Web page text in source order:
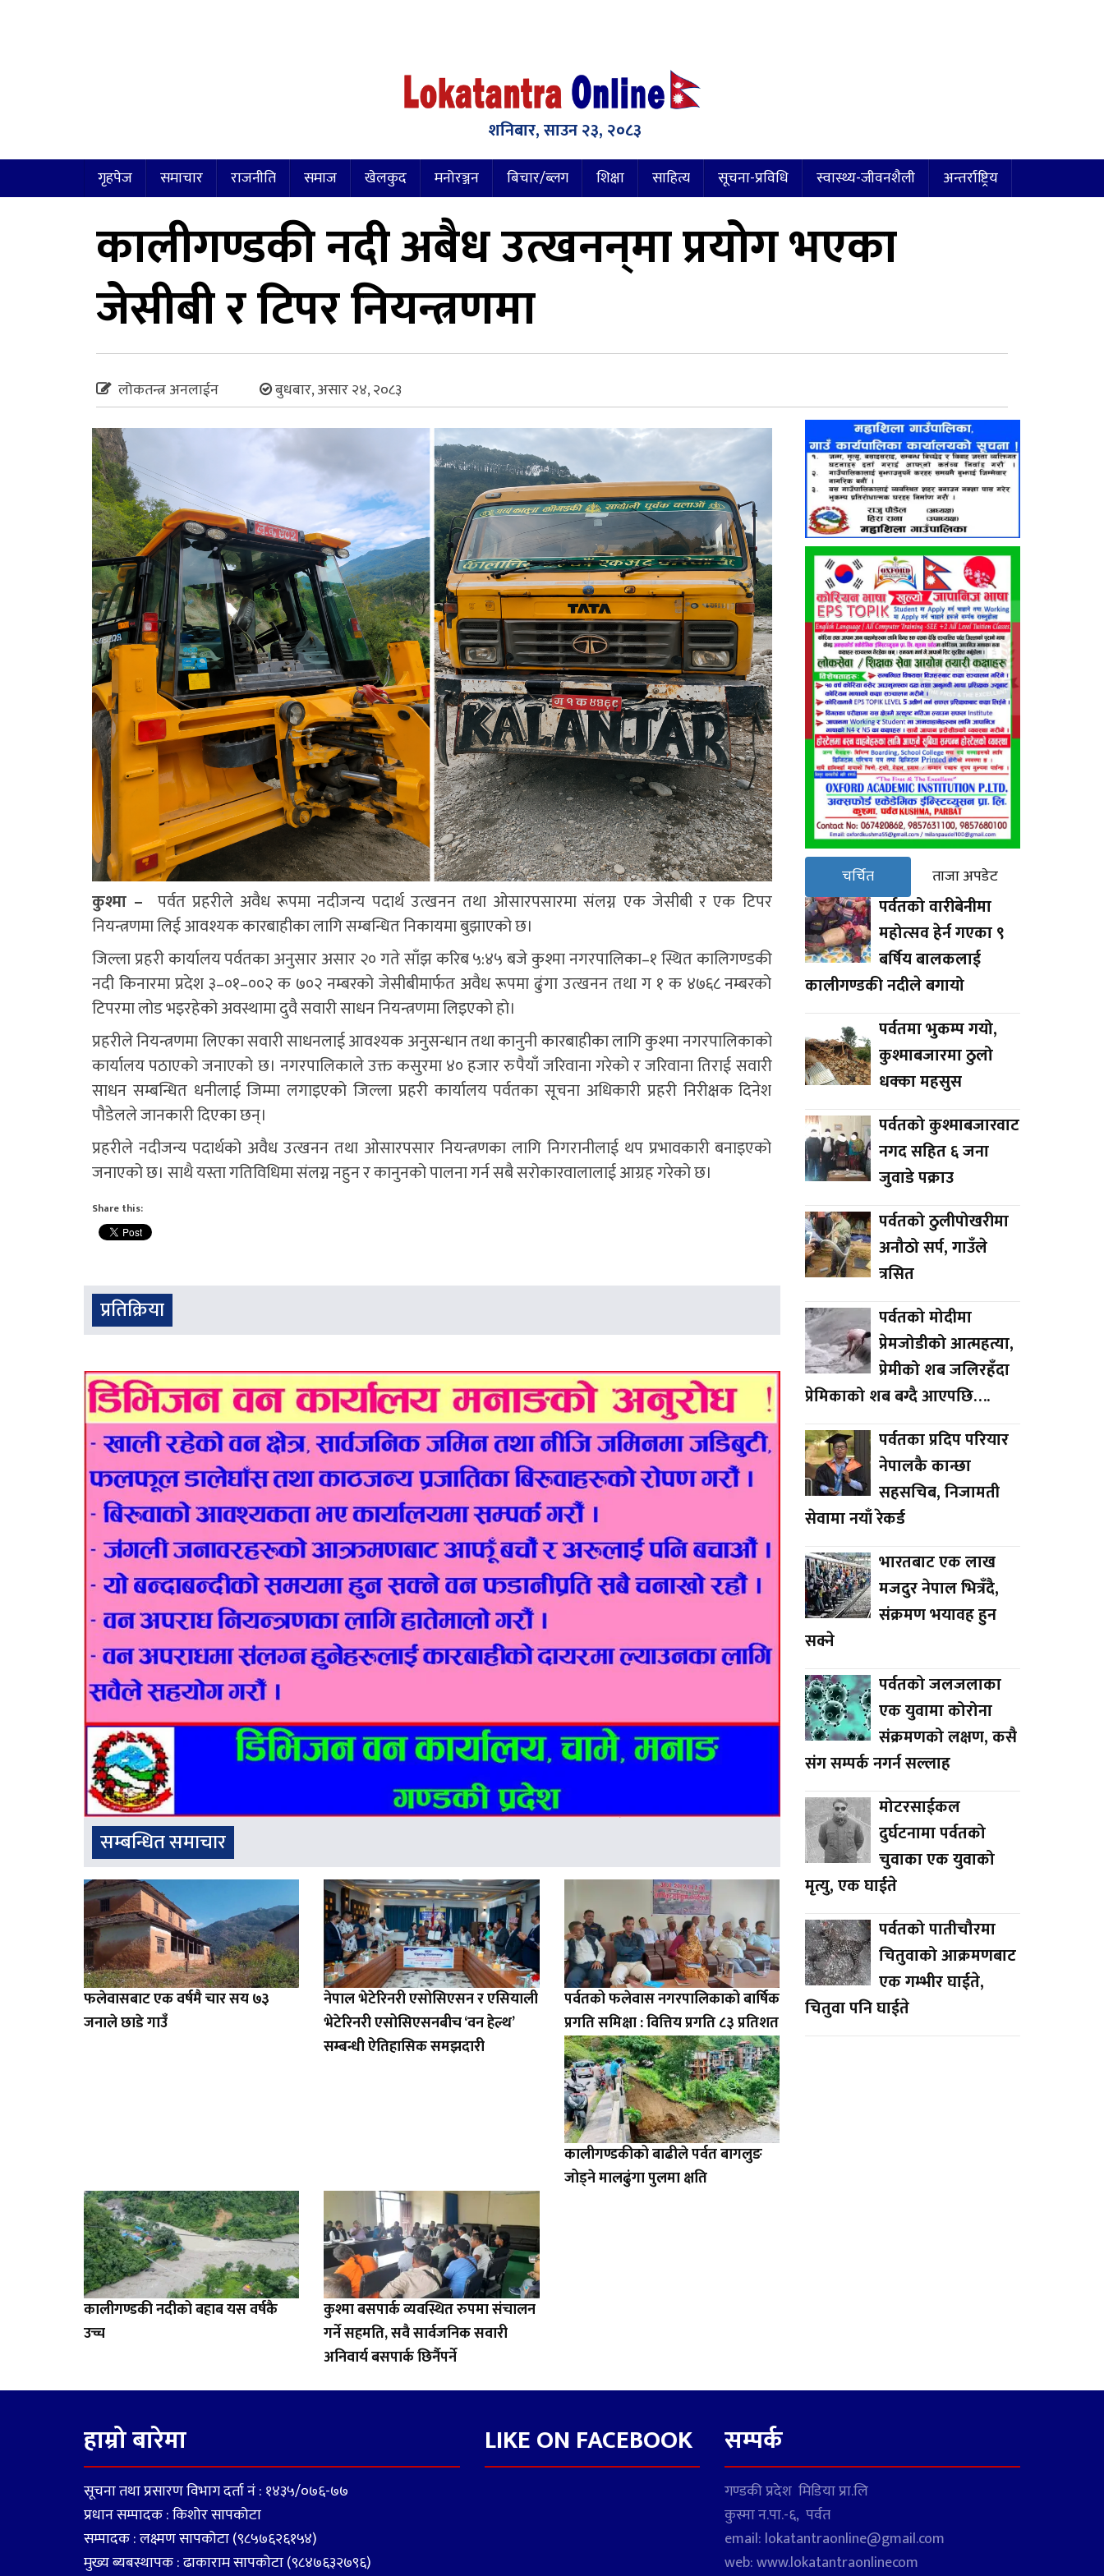
शनिबार, साउन २३, २०८३
गृहपेज समाचार राजनीति समाज खेलकुद मनोरञ्जन बिचार/ब्लग शिक्षा साहित्य सूचना-प्रविधि स्वास्थ्य-जीवनशैली अन्तर्राष्ट्रिय
कालीगण्डकी नदी अबैध उत्खनन्‌मा प्रयोग भएका
जेसीबी र टिपर नियन्त्रणमा
लोकतन्त्र अनलाईन बुधबार, असार २४, २०८३
कुश्मा – पर्वत प्रहरीले अवैध रूपमा नदीजन्य पदार्थ उत्खनन तथा ओसारपसारमा संलग्न एक जेसीबी र एक टिपर
नियन्त्रणमा लिई आवश्यक कारबाहीका लागि सम्बन्धित निकायमा बुझाएको छ।
जिल्ला प्रहरी कार्यालय पर्वतका अनुसार असार २० गते साँझ करिब ५:४५ बजे कुश्मा नगरपालिका–१ स्थित कालिगण्डकी
नदी किनारमा प्रदेश ३–०१–००२ क ७०२ नम्बरको जेसीबीमार्फत अवैध रूपमा ढुंगा उत्खनन तथा ग १ क ४७६८ नम्बरको
टिपरमा लोड भइरहेको अवस्थामा दुवै सवारी साधन नियन्त्रणमा लिइएको हो।
प्रहरीले नियन्त्रणमा लिएका सवारी साधनलाई आवश्यक अनुसन्धान तथा कानुनी कारबाहीका लागि कुश्मा नगरपालिकाको
कार्यालय पठाएको जनाएको छ। नगरपालिकाले उक्त कसुरमा ४० हजार रुपैयाँ जरिवाना गरेको र जरिवाना तिराई सवारी
साधन सम्बन्धित धनीलाई जिम्मा लगाइएको जिल्ला प्रहरी कार्यालय पर्वतका सूचना अधिकारी प्रहरी निरीक्षक दिनेश
पौडेलले जानकारी दिएका छन्।
प्रहरीले नदीजन्य पदार्थको अवैध उत्खनन तथा ओसारपसार नियन्त्रणका लागि निगरानीलाई थप प्रभावकारी बनाइएको
जनाएको छ। साथै यस्ता गतिविधिमा संलग्न नहुन र कानुनको पालना गर्न सबै सरोकारवालालाई आग्रह गरेको छ।
Share this:
प्रतिक्रिया
सम्बन्धित समाचार
फलेवासबाट एक वर्षमै चार सय ७३
जनाले छाडे गाउँ
नेपाल भेटेरिनरी एसोसिएसन र एसियाली
भेटेरिनरी एसोसिएसनबीच ‘वन हेल्थ’
सम्बन्धी ऐतिहासिक समझदारी
पर्वतको फलेवास नगरपालिकाको बार्षिक
प्रगति समिक्षा : वित्तिय प्रगति ८३ प्रतिशत
कालीगण्डकीको बाढीले पर्वत बागलुङ
जोड्ने मालढुंगा पुलमा क्षति
कालीगण्डकी नदीको बहाब यस वर्षकै
उच्च
कुश्मा बसपार्क व्यवस्थित रुपमा संचालन
गर्ने सहमति, सवै सार्वजनिक सवारी
अनिवार्य बसपार्क छिर्नैपर्ने
चर्चित ताजा अपडेट
पर्वतको वारीबेनीमा
महोत्सव हेर्न गएका ९
बर्षिय बालकलाई
कालीगण्डकी नदीले बगायो
पर्वतमा भुकम्प गयो,
कुश्माबजारमा ठुलो
धक्का महसुस
पर्वतको कुश्माबजारवाट
नगद सहित ६ जना
जुवाडे पक्राउ
पर्वतको ठुलीपोखरीमा
अनौठो सर्प, गाउँले
त्रसित
पर्वतको मोदीमा
प्रेमजोडीको आत्महत्या,
प्रेमीको शब जलिरहँदा
प्रेमिकाको शब बग्दै आएपछि….
पर्वतका प्रदिप परियार
नेपालकै कान्छा
सहसचिब, निजामती
सेवामा नयाँ रेकर्ड
भारतबाट एक लाख
मजदुर नेपाल भित्रँदै,
संक्रमण भयावह हुन
सक्ने
पर्वतको जलजलाका
एक युवामा कोरोना
संक्रमणको लक्षण, कसै
संग सम्पर्क नगर्न सल्लाह
मोटरसाईकल
दुर्घटनामा पर्वतको
चुवाका एक युवाको
मृत्यु, एक घाईते
पर्वतको पातीचौरमा
चितुवाको आक्रमणबाट
एक गम्भीर घाईते,
चितुवा पनि घाईते
हाम्रो बारेमा
सूचना तथा प्रसारण विभाग दर्ता नं : १४३५/०७६-७७
प्रधान सम्पादक : किशोर सापकोटा
सम्पादक : लक्ष्मण सापकोटा (९८५७६२६१५४)
मुख्य ब्यबस्थापक : ढाकाराम सापकोटा (९८४७६३२७९६)
LIKE ON FACEBOOK सम्पर्क
गण्डकी प्रदेश मिडिया प्रा.लि
कुस्मा न.पा.-६, पर्वत
email: lokatantraonline@gmail.com
web: www.lokatantraonlinecom